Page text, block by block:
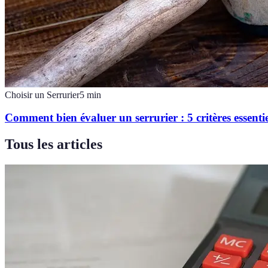
Choisir un Serrurier5 min
Comment bien évaluer un serrurier : 5 critères
Tous les articles